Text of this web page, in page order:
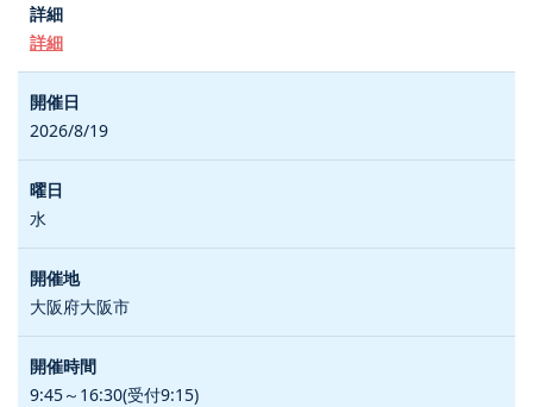
詳細
2026/8/19
水
大阪府大阪市
9:45～16:30(受付9:15)